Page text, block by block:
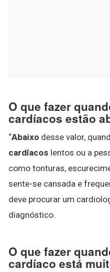
O que fazer
cardíacos estão
“Abaixo desse valor,
cardíacos lentos ou a
como tonturas,
sente-se cansada e
deve procurar um
diagnóstico.
O que fazer
cardíaco está